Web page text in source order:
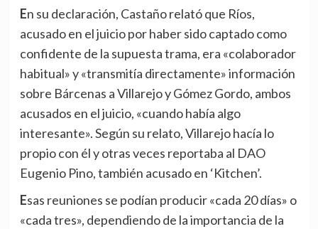
En su declaración, Castaño relató que Ríos,
acusado en el juicio por haber sido captado como
confidente de la supuesta trama, era «colaborador
habitual» y «transmitía directamente» información
sobre Bárcenas a Villarejo y Gómez Gordo, ambos
acusados en el juicio, «cuando había algo
interesante». Según su relato, Villarejo hacía lo
propio con él y otras veces reportaba al DAO
Eugenio Pino, también acusado en ‘Kitchen’.
Esas reuniones se podían producir «cada 20 días» o
«cada tres», dependiendo de la importancia de la